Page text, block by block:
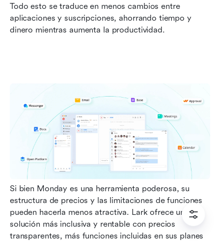
Todo esto se traduce en menos cambios entre
aplicaciones y suscripciones, ahorrando tiempo y
dinero mientras aumenta la productividad.
Si bien Monday es una herramienta poderosa, su
estructura de precios y las limitaciones de funciones
pueden hacerla menos atractiva. Lark ofrece una
solución más inclusiva y rentable con precios
transparentes, más funciones incluidas en sus planes